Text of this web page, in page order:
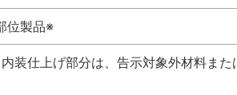
位製品※
装仕上げ部分は、告示対象外材料